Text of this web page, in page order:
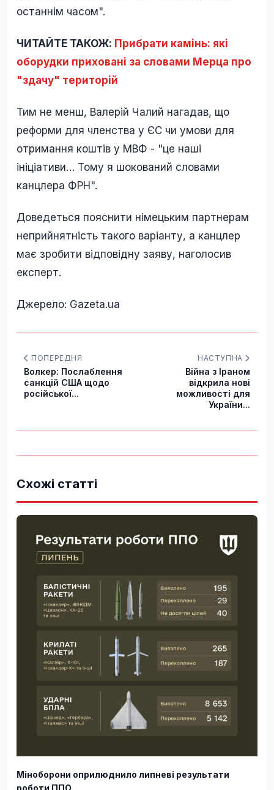
останнім часом".
ЧИТАЙТЕ ТАКОЖ: Прибрати камінь: які
оборудки приховані за словами Мерца про
"здачу" територій
Тим не менш, Валерій Чалий нагадав, що
реформи для членства у ЄС чи умови для
отримання коштів у МВФ - "це наші
ініціативи… Тому я шокований словами
канцлера ФРН".
Доведеться пояснити німецьким партнерам
неприйнятність такого варіанту, а канцлер
має зробити відповідну заяву, наголосив
експерт.
Джерело: Gazeta.ua
ПОПЕРЕДНЯ
Волкер: Послаблення
санкцій США щодо
російської...
НАСТУПНА
Війна з Іраном
відкрила нові
можливості для
України...
Схожі статті
Міноборони оприлюднило липневі результати
роботи ППО